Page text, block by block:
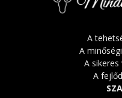
A
A
A sikeres
A